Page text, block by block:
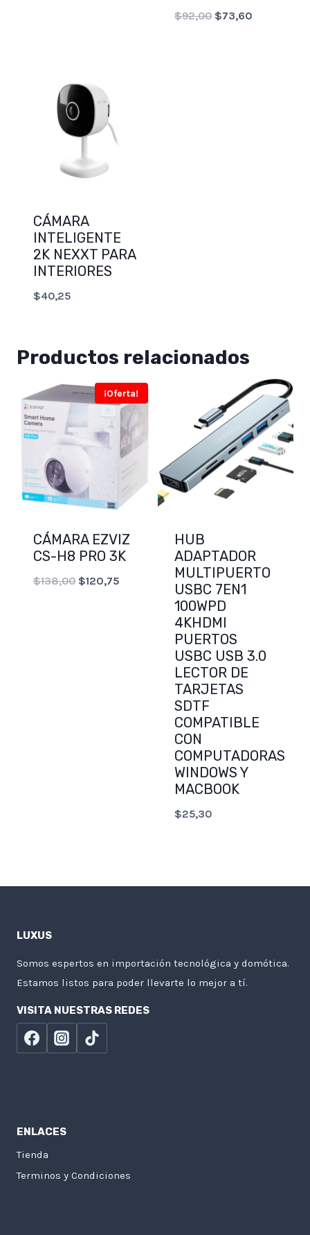
$92,00 Original
$73,60
CÁMARA
INTELIGENTE
2K NEXXT PARA
INTERIORES
$40,25
Productos relacionados
¡Oferta!
CÁMARA EZVIZ
CS-H8 PRO 3K
$138,00 Original
$120,75
HUB
ADAPTADOR
MULTIPUERTO
USBC 7EN1
100WPD
4KHDMI
PUERTOS
USBC USB 3.0
LECTOR DE
TARJETAS
SDTF
COMPATIBLE
CON
COMPUTADORAS
WINDOWS Y
MACBOOK
$25,30
LUXUS
Somos espertos en importación tecnológica y domótica.
Estamos listos para poder llevarte lo mejor a tí.
VISITA NUESTRAS REDES
ENLACES
Tienda
Terminos y Condiciones